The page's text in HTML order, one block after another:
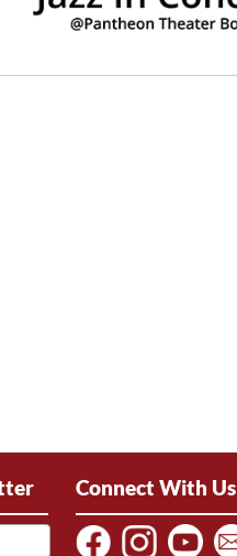
Connect With Us